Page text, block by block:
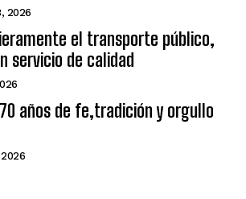
2026
el transporte público,
servicio de calidad
años de fe,tradición y orgullo